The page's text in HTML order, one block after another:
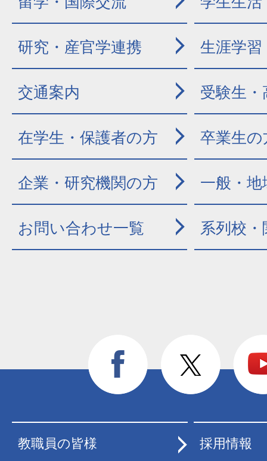
研究・産官学連携 生涯学習
交通案内 受験生
在学生・保護者の方 卒業生の
企業・研究機関の方 一般・地
お問い合わせ一覧 系列校
教職員の皆様 採用情報